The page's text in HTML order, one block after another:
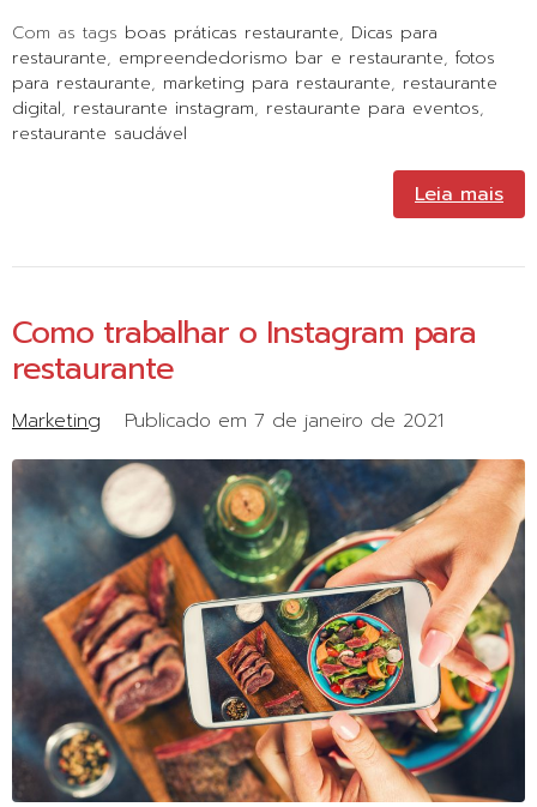
Com as tags boas práticas restaurante, Dicas para
restaurante, empreendedorismo bar e restaurante, fotos
para restaurante, marketing para restaurante, restaurante
digital, restaurante instagram, restaurante para eventos,
restaurante saudável
Leia mais
Como trabalhar o Instagram para
restaurante
Marketing Publicado em 7 de janeiro de 2021